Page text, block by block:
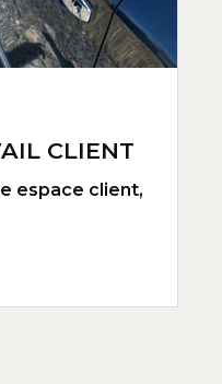
CLIENT
espace client,